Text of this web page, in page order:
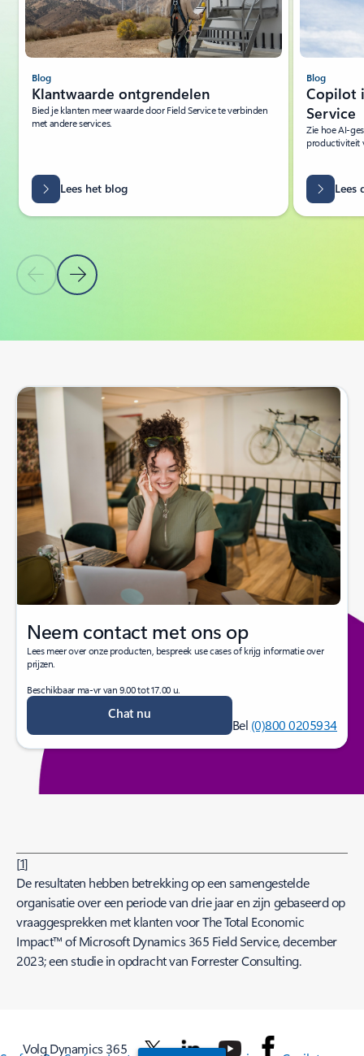
Vorige diaVolgende dia
Blog
Klantwaarde ontgrendelen
Bied je klanten meer waarde door Field Service te verbinden
met andere services.
Lees het blog
Blog
Copilot
Service
Zie hoe AI-
productiviteit
Lees
Terug naar bronnen: tabbladsectie Blogs
Neem contact met ons op
Lees meer over onze producten, bespreek use cases of krijg informatie over
prijzen.
Beschikbaar ma-vr van 9.00 tot 17.00 u.
Chat nu
Bel (0)800 0205934
[1]
De resultaten hebben betrekking op een samengestelde
organisatie over een periode van drie jaar en zijn gebaseerd op
vraaggesprekken met klanten voor The Total Economic
Impact™ of Microsoft Dynamics 365 Field Service, december
2023; een studie in opdracht van Forrester Consulting.
Volg Dynamics 365